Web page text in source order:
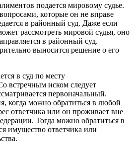
подается мировому судье.
которые он не вправе
в районный суд. Даже если
рассмотреть мировой судья, оно
в районный суд.
выносится решение о его
в суд по месту
встречным иском следует
первоначальный.
когда можно обратиться в любой
ответчика или он проживает вне
Тогда можно обратиться в
имущество ответчика или